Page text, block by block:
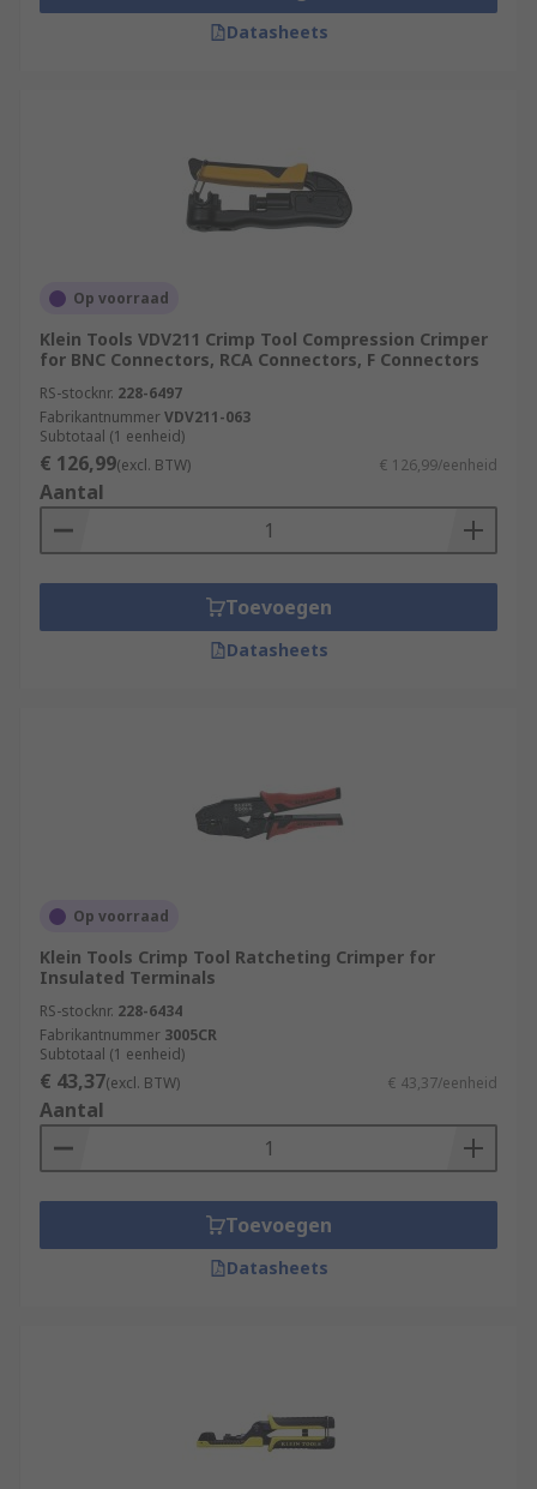
Datasheets
Op voorraad
Klein Tools VDV211 Crimp Tool Compression Crimper
for BNC Connectors, RCA Connectors, F Connectors
RS-stocknr. 228-6497
FabrikantnummerVDV211-063
Subtotaal (1 eenheid)
€ 126,99(excl. BTW) € 126,99/eenheid
Aantal
Toevoegen
Datasheets
Op voorraad
Klein Tools Crimp Tool Ratcheting Crimper for
Insulated Terminals
RS-stocknr. 228-6434
Fabrikantnummer 3005CR
Subtotaal (1 eenheid)
€ 43,37(excl. BTW) € 43,37/eenheid
Aantal
Toevoegen
Datasheets